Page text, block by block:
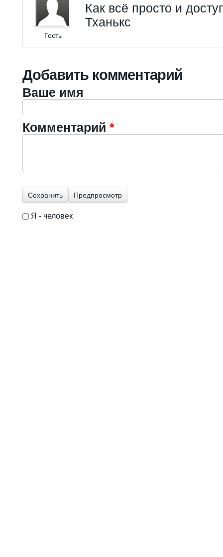
Гость
Как всё просто и
Тханькс
Добавить комментарий
Ваше имя
Комментарий *
Я - человек